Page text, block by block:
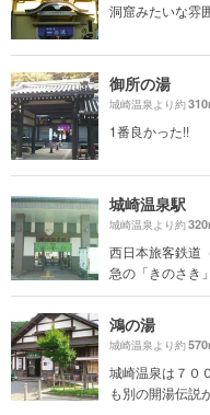
洞窟みたいな雰
御所の湯
城崎温泉より約
1番良かった!!
城崎温泉駅
城崎温泉より約
西日本旅客鉄道
急の「きのさき
鴻の湯
城崎温泉より約
城崎温泉は７０
も別の開湯伝説